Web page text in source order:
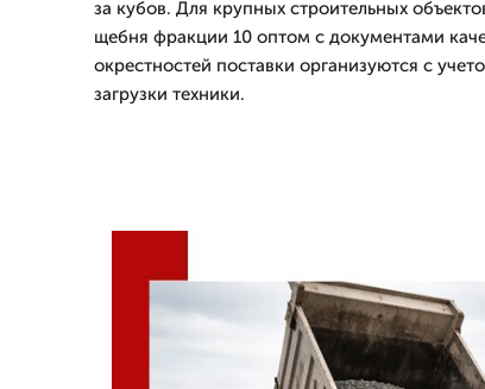
за кубов. Для крупных строительных
щебня фракции 10 оптом с документами
окрестностей поставки организуются с
загрузки техники.